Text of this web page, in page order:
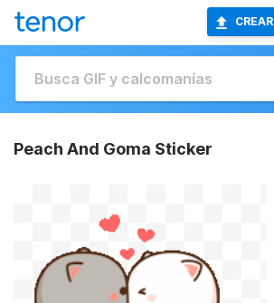
CREAR
Peach And Goma Sticker